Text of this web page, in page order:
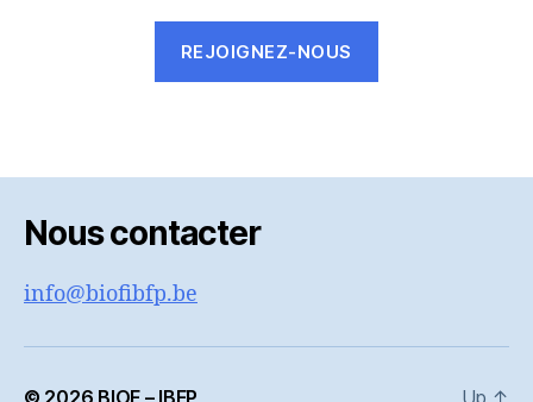
REJOIGNEZ-NOUS
Nous contacter
info@biofibfp.be